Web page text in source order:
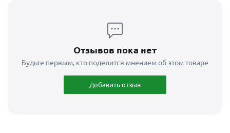
Отзывов пока нет
Будьте первым, кто поделится мнением об этом товаре
Добавить отзыв